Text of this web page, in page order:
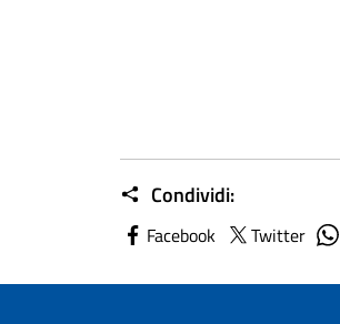
Condividi:
Facebook Twitter